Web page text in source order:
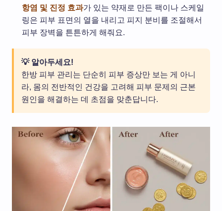
항염 및 진정 효과가 있는 약재로 만든 팩이나 스케일
링은 피부 표면의 열을 내리고 피지 분비를 조절해서
피부 장벽을 튼튼하게 해줘요.
💡 알아두세요!
한방 피부 관리는 단순히 피부 증상만 보는 게 아니
라, 몸의 전반적인 건강을 고려해 피부 문제의 근본
원인을 해결하는 데 초점을 맞춘답니다.